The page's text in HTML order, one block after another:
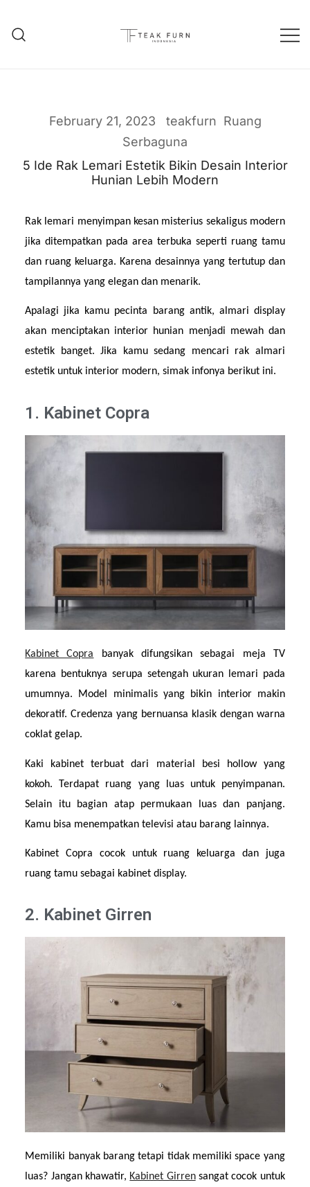
February 21, 2023 teakfurn Ruang
Serbaguna
5 Ide Rak Lemari Estetik Bikin Desain Interior
Hunian Lebih Modern
Rak lemari menyimpan kesan misterius sekaligus modern
jika ditempatkan pada area terbuka seperti ruang tamu
dan ruang keluarga. Karena desainnya yang tertutup dan
tampilannya yang elegan dan menarik.
Apalagi jika kamu pecinta barang antik, almari display
akan menciptakan interior hunian menjadi mewah dan
estetik banget. Jika kamu sedang mencari rak almari
estetik untuk interior modern, simak infonya berikut ini.
1. Kabinet Copra
Kabinet Copra banyak difungsikan sebagai meja TV
karena bentuknya serupa setengah ukuran lemari pada
umumnya. Model minimalis yang bikin interior makin
dekoratif. Credenza yang bernuansa klasik dengan warna
coklat gelap.
Kaki kabinet terbuat dari material besi hollow yang
kokoh. Terdapat ruang yang luas untuk penyimpanan.
Selain itu bagian atap permukaan luas dan panjang.
Kamu bisa menempatkan televisi atau barang lainnya.
Kabinet Copra cocok untuk ruang keluarga dan juga
ruang tamu sebagai kabinet display.
2. Kabinet Girren
Memiliki banyak barang tetapi tidak memiliki space yang
luas? Jangan khawatir, Kabinet Girren sangat cocok untuk